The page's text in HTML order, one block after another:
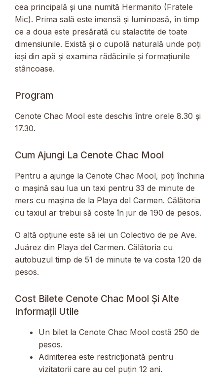
cea principală și una numită Hermanito (Fratele
Mic). Prima sală este imensă și luminoasă, în timp
ce a doua este presărată cu stalactite de toate
dimensiunile. Există și o cupolă naturală unde poți
ieși din apă și examina rădăcinile și formațiunile
stâncoase.
Program
Cenote Chac Mool este deschis între orele 8.30 și
17.30.
Cum Ajungi La Cenote Chac Mool
Pentru a ajunge la Cenote Chac Mool, poți închiria
o mașină sau lua un taxi pentru 33 de minute de
mers cu mașina de la Playa del Carmen. Călătoria
cu taxiul ar trebui să coste în jur de 190 de pesos.
O altă opțiune este să iei un Colectivo de pe Ave.
Juárez din Playa del Carmen. Călătoria cu
autobuzul timp de 51 de minute te va costa 120 de
pesos.
Cost Bilete Cenote Chac Mool Și Alte
Informații Utile
Un bilet la Cenote Chac Mool costă 250 de
pesos.
Admiterea este restricționată pentru
vizitatorii care au cel puțin 12 ani.